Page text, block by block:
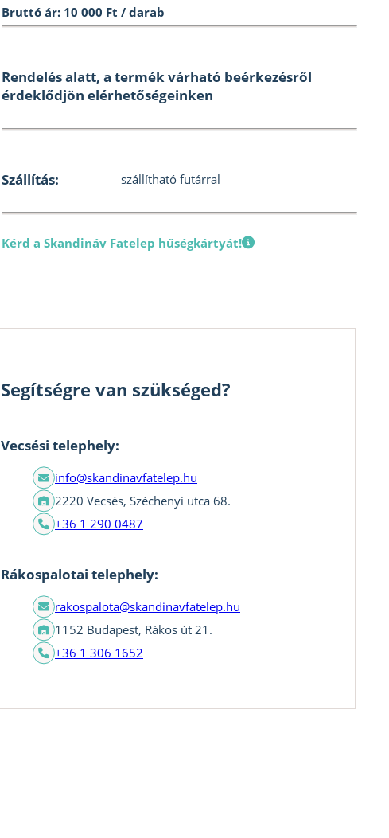
Bruttó ár: 10 000 Ft / darab
Rendelés alatt, a termék várható beérkezésről
érdeklődjön elérhetőségeinken
Szállítás: szállítható futárral
Kérd a Skandináv Fatelep hűségkártyát!
Segítségre van szükséged?
Vecsési telephely:
info@skandinavfatelep.hu
2220 Vecsés, Széchenyi utca 68.
+36 1 290 0487
Rákospalotai telephely:
rakospalota@skandinavfatelep.hu
1152 Budapest, Rákos út 21.
+36 1 306 1652